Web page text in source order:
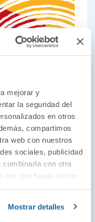
mejorar y
la seguridad del
en otros
compartimos
web con nuestros
sociales, publicidad
con otra
uso que hayas hecho
Mostrar detalles
que no pasan
la
sencillez y esto
casa como para